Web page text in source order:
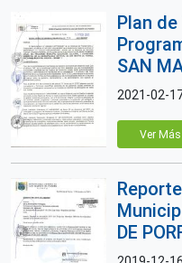
Plan
SAN
2021-02-
Ver Más
DE